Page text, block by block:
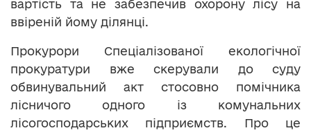
вартість та не забезпечив охорону лісу на
ввіреній йому ділянці.
Прокурори Спеціалізованої екологічної
прокуратури вже скерували до суду
обвинувальний акт стосовно помічника
лісничого одного із комунальних
лісогосподарських підприємств. Про це